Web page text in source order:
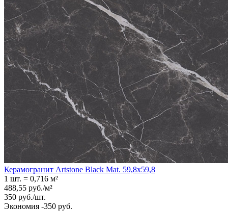
Керамогранит Artstone Black Mat. 59,8x59,8
1 шт. = 0,716 м²
488,55 руб./м²
350 руб./шт.
Экономия -350 руб.